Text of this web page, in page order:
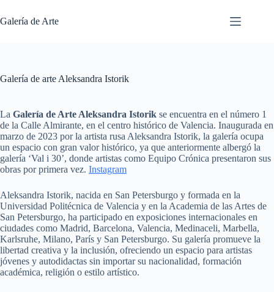
al
contenido
Galería de Arte
Galería de arte Aleksandra Istorik
La Galería de Arte Aleksandra Istorik se encuentra en el número 1
de la Calle Almirante, en el centro histórico de Valencia. Inaugurada en
marzo de 2023 por la artista rusa Aleksandra Istorik, la galería ocupa
un espacio con gran valor histórico, ya que anteriormente albergó la
galería ‘Val i 30’, donde artistas como Equipo Crónica presentaron sus
obras por primera vez. Instagram
Aleksandra Istorik, nacida en San Petersburgo y formada en la
Universidad Politécnica de Valencia y en la Academia de las Artes de
San Petersburgo, ha participado en exposiciones internacionales en
ciudades como Madrid, Barcelona, Valencia, Medinaceli, Marbella,
Karlsruhe, Milano, París y San Petersburgo. Su galería promueve la
libertad creativa y la inclusión, ofreciendo un espacio para artistas
jóvenes y autodidactas sin importar su nacionalidad, formación
académica, religión o estilo artístico.